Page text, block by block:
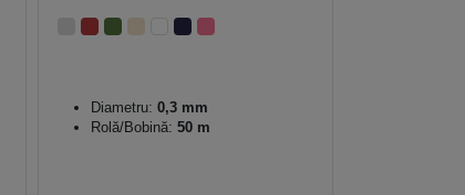
Diametru: 0,3 mm
Rolă/Bobină: 50 m